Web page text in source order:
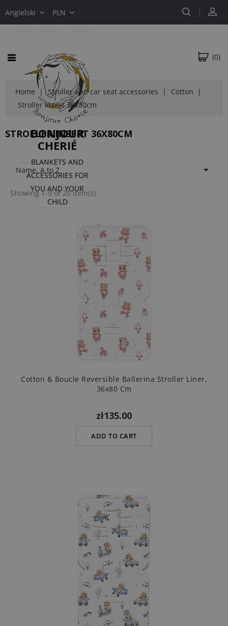
Angielski
PLN
BONJOUR
CHERIÉ
BLANKETS AND
ACCESSORIES FOR
YOU AND YOUR
CHILD
(0)
Home Stroller and car seat accessories
Cotton
Stroller insert 36x80cm
STROLLER INSERT 36X80CM
Name, A to Z 
Showing 1-9 of 20 item(s)
Cotton & Boucle Reversible Ballerina Stroller Liner,
36x80 Cm
zł135.00
ADD TO CART